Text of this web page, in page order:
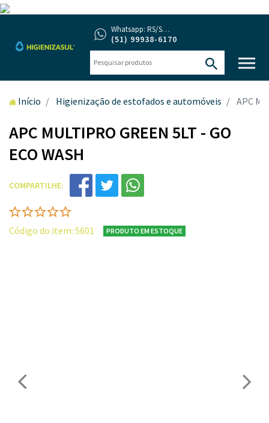
Whatsapp: RS/SC/PR
(51) 99938-6170
Início Higienização de estofados e automóveis APC
APC MULTIPRO GREEN 5LT - GO
ECO WASH
COMPARTILHE:
Código do item: 5601 PRODUTO EM ESTOQUE